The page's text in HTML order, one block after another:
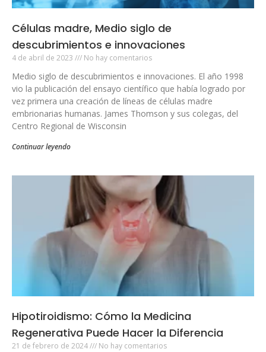
Células madre, Medio siglo de
descubrimientos e innovaciones
4 de abril de 2023 No hay comentarios
Medio siglo de descubrimientos e innovaciones. El año 1998
vio la publicación del ensayo científico que había logrado por
vez primera una creación de líneas de células madre
embrionarias humanas. James Thomson y sus colegas, del
Centro Regional de Wisconsin
Continuar leyendo
Hipotiroidismo: Cómo la Medicina
Regenerativa Puede Hacer la Diferencia
21 de febrero de 2024 No hay comentarios